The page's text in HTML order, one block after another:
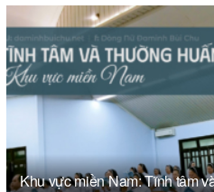
Khu vực miền Nam: Tĩnh tâm